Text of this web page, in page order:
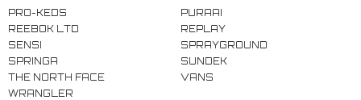
PRO-KEDS
PURAAI
REEBOK LTD
REPLAY
SENSI
SPRAYGROUND
SPRINGA
SUNDEK
THE NORTH FACE
VANS
WRANGLER